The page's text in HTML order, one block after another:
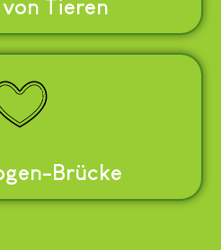
Tieren
Brücke